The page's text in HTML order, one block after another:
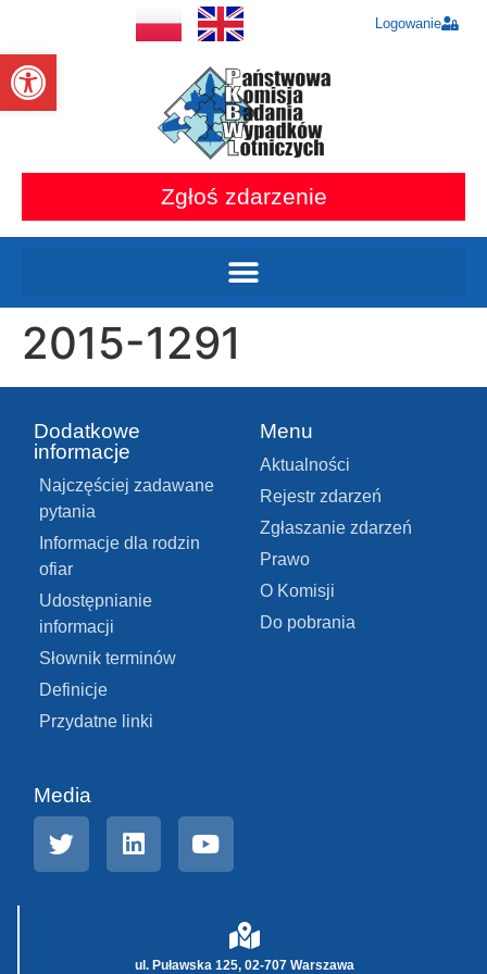
Otwórz pasek narzędzi
Logowanie
Zgłoś zdarzenie
2015-1291
Dodatkowe
informacje
Najczęściej zadawane
pytania
Informacje dla rodzin
ofiar
Udostępnianie
informacji
Słownik terminów
Definicje
Przydatne linki
Menu
Aktualności
Rejestr zdarzeń
Zgłaszanie zdarzeń
Prawo
O Komisji
Do pobrania
Media
ul. Puławska 125, 02-707 Warszawa